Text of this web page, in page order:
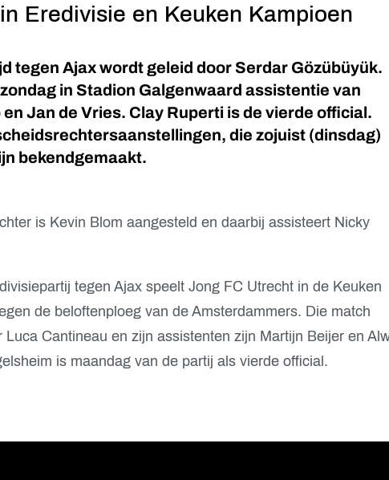
Eredivisie en Keuken Kampioen
tegen Ajax wordt geleid door Serdar Gözübüyük.
in Stadion Galgenwaard assistentie van
Jan de Vries. Clay Ruperti is de vierde official.
die zojuist (dinsdag)
bekendgemaakt.
is Kevin Blom aangesteld en daarbij assisteert Nicky
tegen Ajax speelt Jong FC Utrecht in de Keuken
de beloftenploeg van de Amsterdammers. Die match
Luca Cantineau en zijn assistenten zijn Martijn Beijer en
is maandag van de partij als vierde official.